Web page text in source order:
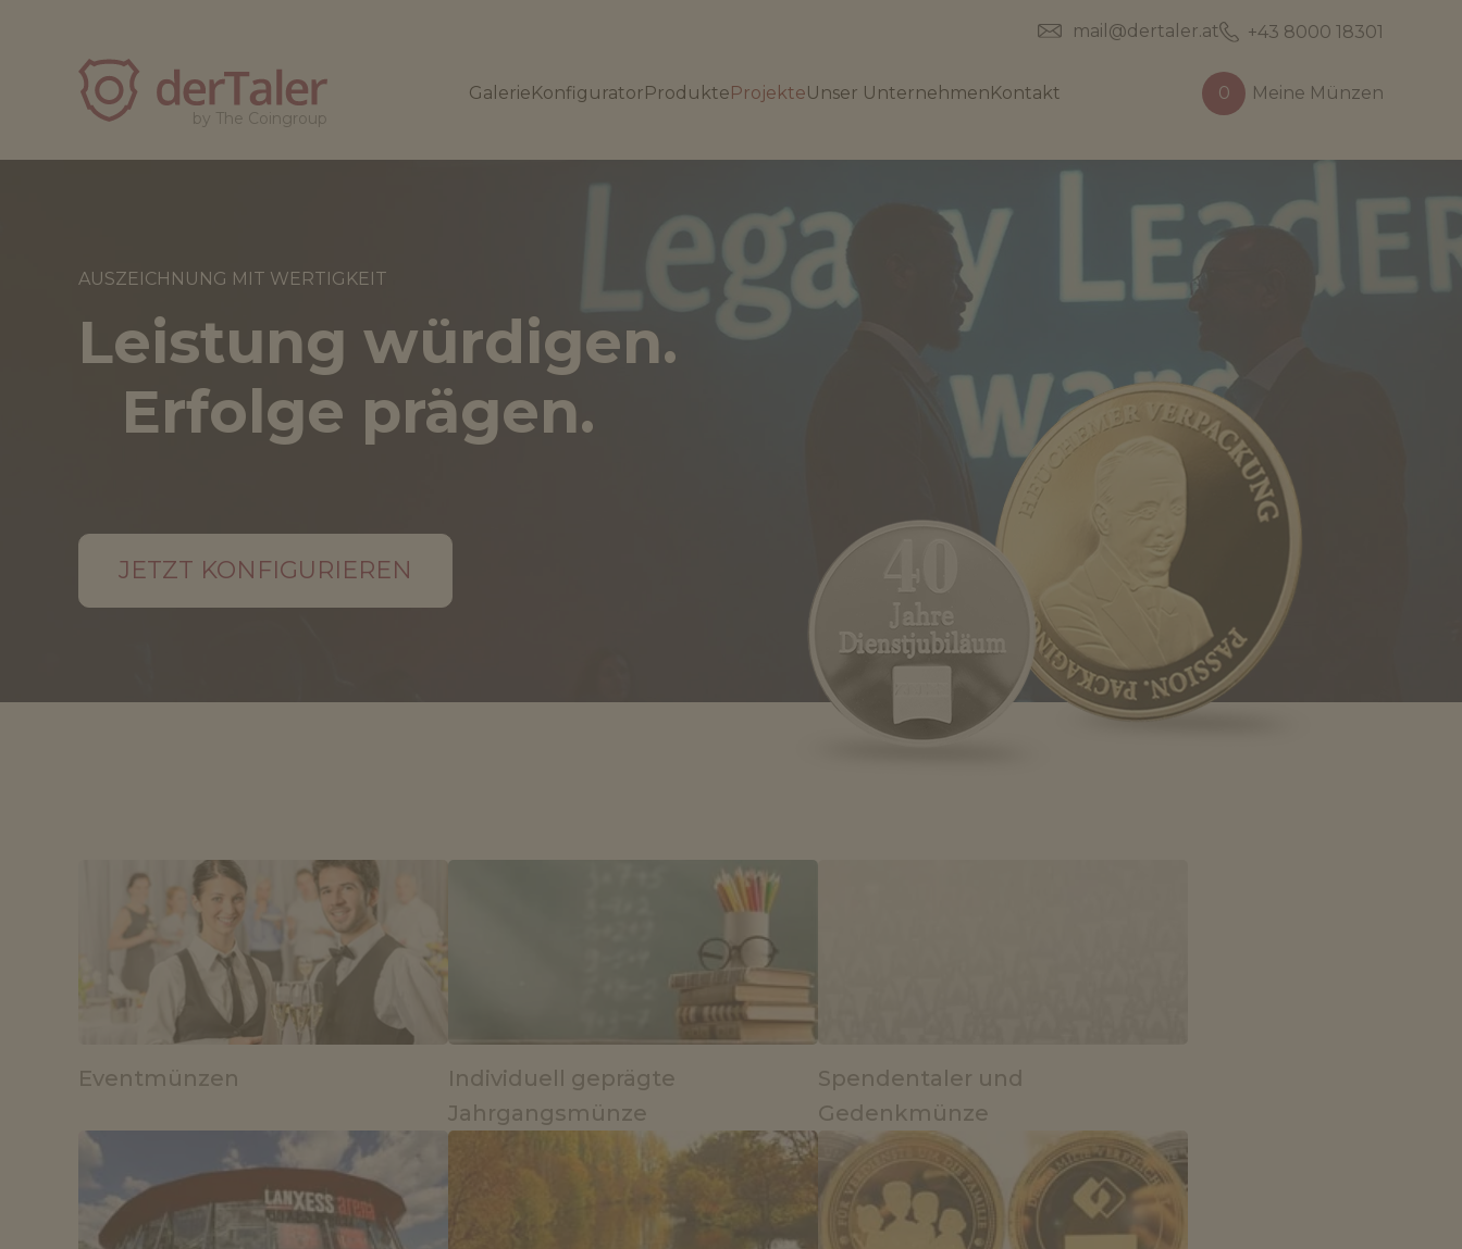
mail@dertaler.at +43 8000 18301
derTaler
by The Coingroup
Galerie Konfigurator Produkte ProjekteUnser Unternehmen Kontakt 0 Meine Münzen
AUSZEICHNUNG MIT WERTIGKEIT
Leistung würdigen.
Erfolge prägen.
JETZT KONFIGURIEREN
Eventmünzen
Individuell geprägte
Jahrgangsmünze
Spendentaler und
Gedenkmünze